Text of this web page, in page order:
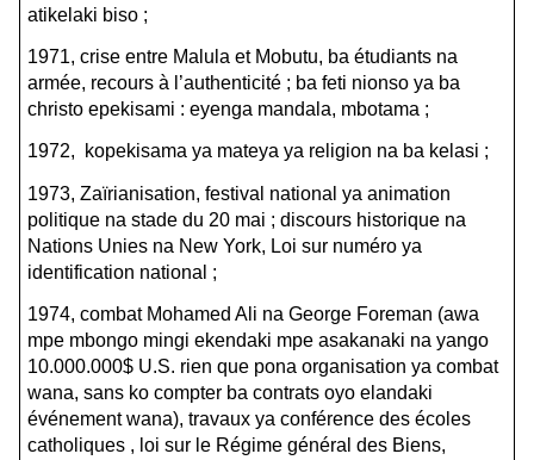
atikelaki biso ;
1971, crise entre Malula et Mobutu, ba étudiants na
armée, recours à l’authenticité ; ba feti nionso ya ba
christo epekisami : eyenga mandala, mbotama ;
1972, kopekisama ya mateya ya religion na ba kelasi ;
1973, Zaïrianisation, festival national ya animation
politique na stade du 20 mai ; discours historique na
Nations Unies na New York, Loi sur numéro ya
identification national ;
1974, combat Mohamed Ali na George Foreman (awa
mpe mbongo mingi ekendaki mpe asakanaki na yango
10.000.000$ U.S. rien que pona organisation ya combat
wana, sans ko compter ba contrats oyo elandaki
événement wana), travaux ya conférence des écoles
catholiques , loi sur le Régime général des Biens,